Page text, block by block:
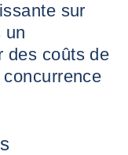
sur
un
des coûts de